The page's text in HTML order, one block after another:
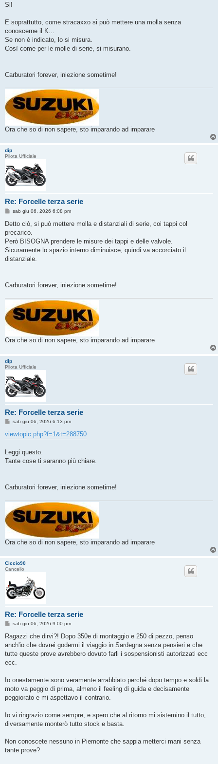
Si!
E soprattutto, come stracaxxo si può mettere una molla senza
conoscerne il K...
Se non è indicato, lo si misura.
Così come per le molle di serie, si misurano.
Carburatori forever, iniezione sometime!
Ora che so di non sapere, sto imparando ad imparare
dip
Pilota Ufficiale
Re: Forcelle terza serie
M
s
a
g
i
o
sab giu 06, 2026 6:08 pm
Detto ciò, si può mettere molla e distanziali di serie, coi tappi col
precarico.
Però BISOGNA prendere le misure dei tappi e delle valvole.
Sicuramente lo spazio interno diminuisce, quindi va accorciato il
distanziale.
Carburatori forever, iniezione sometime!
Ora che so di non sapere, sto imparando ad imparare
dip
Pilota Ufficiale
Re: Forcelle terza serie
M
s
s
g
g
i
sab giu 06, 2026 6:13 pm
viewtopic.php?f=1&t=288750
Leggi questo.
Tante cose ti saranno più chiare.
Carburatori forever, iniezione sometime!
Ora che so di non sapere, sto imparando ad imparare
Ciccio90
Cancello
Re: Forcelle terza serie
M
s
a
g
i
sab giu 06, 2026 9:00 pm
Ragazzi che dirvi?! Dopo 350e di montaggio e 250 di pezzo, penso
anch'io che dovrei godermi il viaggio in Sardegna senza pensieri e che
tutte queste prove avrebbero dovuto farli i sospensionisti autorizzati ecc
ecc.
Io onestamente sono veramente arrabbiato perché dopo tempo e soldi la
moto va peggio di prima, almeno il feeling di guida e decisamente
peggiorato e mi aspettavo il contrario.
Io vi ringrazio come sempre, e spero che al ritorno mi sistemino il tutto,
diversamente monterò tutto stock e basta.
Non conoscete nessuno in Piemonte che sappia metterci mani senza
tante prove?